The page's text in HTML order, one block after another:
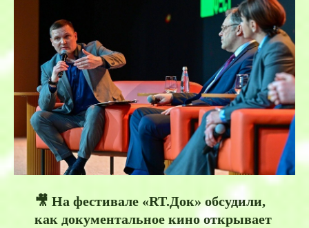
🎥 На фестивале «RT.Док» обсудили,
как документальное кино открывает